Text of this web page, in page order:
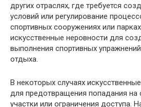
других отраслях, где требуется
условий или регулирование
спортивных сооружениях или
искусственные неровности для
выполнения спортивных
отдыха.
В некоторых случаях
для предотвращения попадания на
участки или ограничения доступа.